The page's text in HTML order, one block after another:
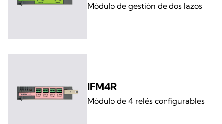
Módulo de gestión de dos lazos
IFM4R
Módulo de 4 relés configurables